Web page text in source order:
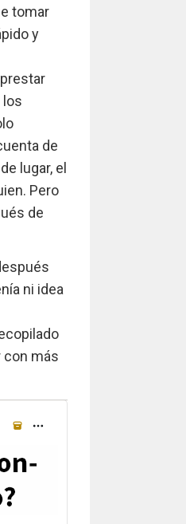
tomar
y
los
de
lugar, el
Pero
de
ni idea
con más